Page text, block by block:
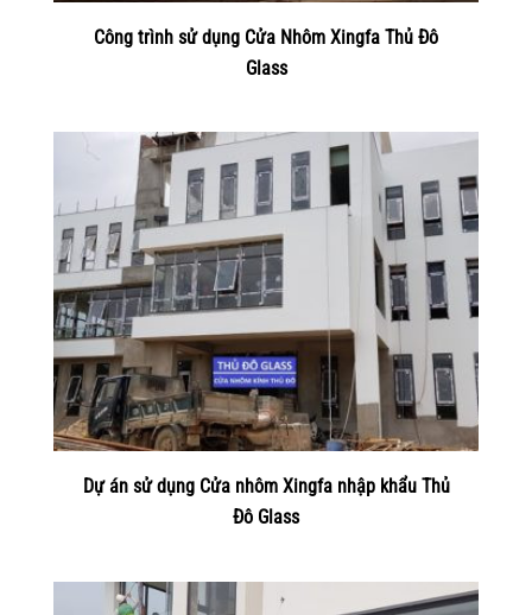
Công trình sử dụng Cửa Nhôm Xingfa Thủ Đô
Glass
Dự án sử dụng Cửa nhôm Xingfa nhập khẩu Thủ
Đô Glass